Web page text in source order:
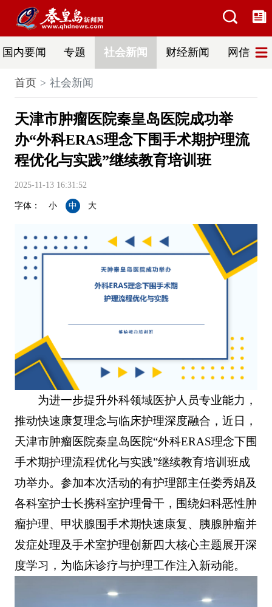
国内要闻 专题 社会新闻 财经新闻 网信普法
首页 社会新闻
天津市肿瘤医院秦皇岛医院成功举
办“外科ERAS理念下围手术期护理流
程优化与实践”继续教育培训班
2025-11-13 16:31:52
字体： 小 中 大
为进一步提升外科领域医护人员专业能力，
推动快速康复理念与临床护理深度融合，近日，
天津市肿瘤医院秦皇岛医院“外科ERAS理念下围
手术期护理流程优化与实践”继续教育培训班成
功举办。参加本次活动的有护理部主任娄秀娟及
各科室护士长携科室护理骨干，围绕妇科恶性肿
瘤护理、甲状腺围手术期快速康复、胰腺肿瘤并
发症处理及手术室护理创新四大核心主题展开深
度学习，为临床诊疗与护理工作注入新动能。